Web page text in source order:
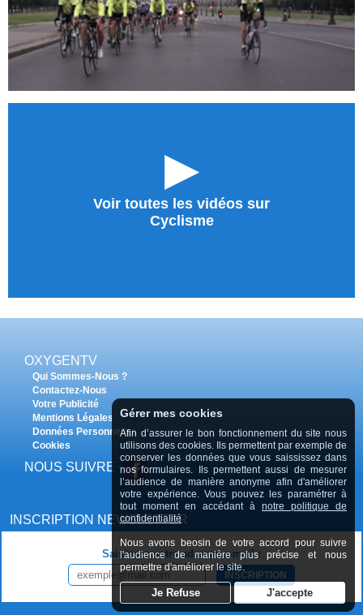
►
Voir toutes les vidéos sur
Cyclisme
OXYGENTV
Qui Sommes-Nous ?
Contactez-Nous
Votre Publicité
Mentions Légales
Données Personnelles
Cookies
NOUS SUIVRE
INSCRIPTION NEWSLETTER
Saisissez votre adresse e-mail :
INSCRIPTION
Gérer mes cookies
Afin d’assurer le bon fonctionnement du site nous
utilisons des cookies. Ils permettent par exemple de
conserver les données que vous saississez dans
nos formulaires. Ils permettent aussi de mesurer
l’audience de manière anonyme afin d'améliorer
votre expérience. Vous pouvez les paramétrer à
tout moment en accédant à notre politique de
confidentialité
Nous avons beosin de votre accord pour suivre
l'audience de manière plus précise et nous
permettre d'améliorer le site.